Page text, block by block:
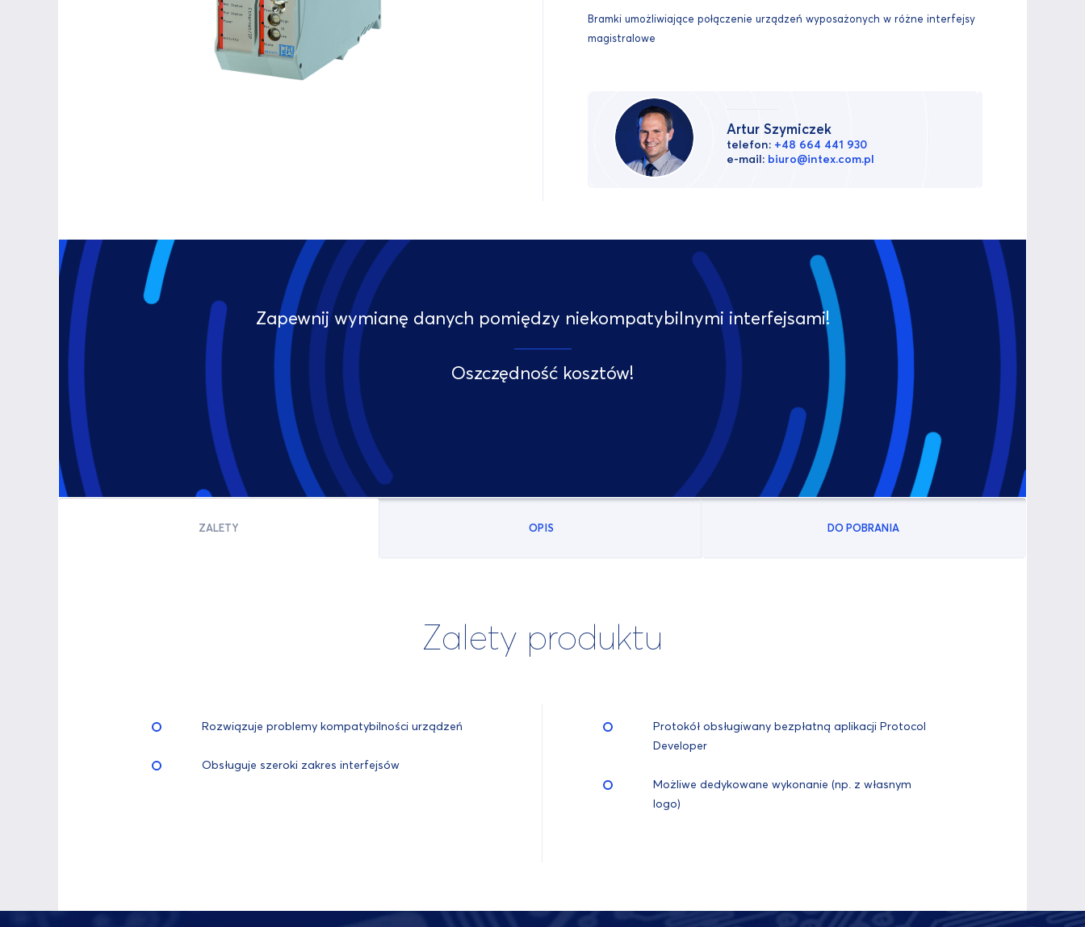
Bramki umożliwiające połączenie urządzeń wyposażonych w różne interfejsy
magistralowe
Artur Szymiczek
telefon: +48 664 441 930
e-mail: biuro@intex.com.pl
Zapewnij wymianę danych pomiędzy niekompatybilnymi interfejsami!
Oszczędność kosztów!
ZALETY OPIS DO POBRANIA
Zalety produktu
Rozwiązuje problemy kompatybilności urządzeń
Obsługuje szeroki zakres interfejsów
Protokół obsługiwany bezpłatną aplikacji Protocol
Developer
Możliwe dedykowane wykonanie (np. z własnym
logo)